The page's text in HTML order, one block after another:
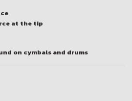
at the tip
on cymbals and drums